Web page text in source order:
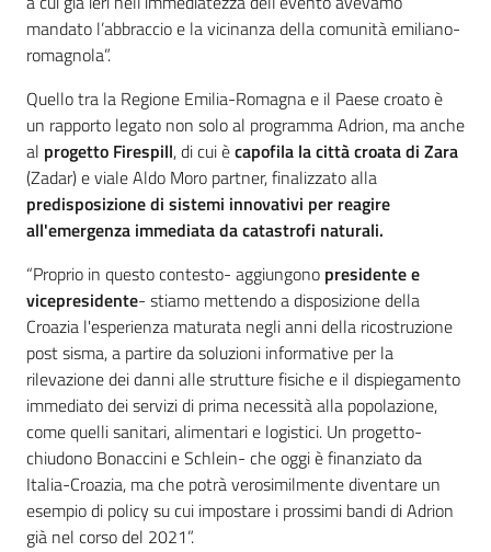
mandato l’abbraccio e la vicinanza della comunità emiliano-
romagnola”.
Quello tra la Regione Emilia-Romagna e il Paese croato è
un rapporto legato non solo al programma Adrion, ma anche
al progetto Firespill, di cui ècapofila la città croata di Zara
(Zadar) e viale Aldo Moro partner, finalizzato alla
predisposizione di sistemi innovativi per reagire
all'emergenza immediata da catastrofi naturali.
“Proprio in questo contesto- aggiungono presidente e
vicepresidente- stiamo mettendo a disposizione della
Croazia l'esperienza maturata negli anni della ricostruzione
post sisma, a partire da soluzioni informative per la
rilevazione dei danni alle strutture fisiche e il dispiegamento
immediato dei servizi di prima necessità alla popolazione,
come quelli sanitari, alimentari e logistici. Un progetto-
chiudono Bonaccini e Schlein- che oggi è finanziato da
Italia-Croazia, ma che potrà verosimilmente diventare un
esempio di policy su cui impostare i prossimi bandi di Adrion
già nel corso del 2021”.